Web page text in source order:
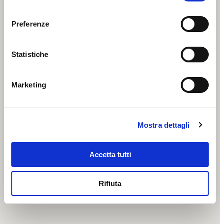
Preferenze
Statistiche
Marketing
Mostra dettagli
Accetta tutti
Rifiuta
Filetti di Tonno in olio di oliva extra vergine